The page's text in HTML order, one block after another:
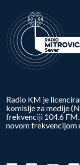
Radio KM je
komisije za medije
frekvenciji 104.6
novom frekvencijom